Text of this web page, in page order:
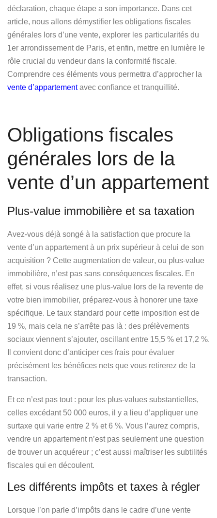
déclaration, chaque étape a son importance. Dans cet
article, nous allons démystifier les obligations fiscales
générales lors d’une vente, explorer les particularités du
1er arrondissement de Paris, et enfin, mettre en lumière le
rôle crucial du vendeur dans la conformité fiscale.
Comprendre ces éléments vous permettra d’approcher la
vente d’appartementavec confiance et tranquillité.
Obligations fiscales
générales lors de la
vente d’un appartement
Plus-value immobilière et sa taxation
Avez-vous déjà songé à la satisfaction que procure la
vente d’un appartement à un prix supérieur à celui de son
acquisition ? Cette augmentation de valeur, ou plus-value
immobilière, n’est pas sans conséquences fiscales. En
effet, si vous réalisez une plus-value lors de la revente de
votre bien immobilier, préparez-vous à honorer une taxe
spécifique. Le taux standard pour cette imposition est de
19 %, mais cela ne s’arrête pas là : des prélèvements
sociaux viennent s’ajouter, oscillant entre 15,5 % et 17,2 %.
Il convient donc d’anticiper ces frais pour évaluer
précisément les bénéfices nets que vous retirerez de la
transaction.
Et ce n’est pas tout : pour les plus-values substantielles,
celles excédant 50 000 euros, il y a lieu d’appliquer une
surtaxe qui varie entre 2 % et 6 %. Vous l’aurez compris,
vendre un appartement n’est pas seulement une question
de trouver un acquéreur ; c’est aussi maîtriser les subtilités
fiscales qui en découlent.
Les différents impôts et taxes à régler
Lorsque l’on parle d’impôts dans le cadre d’une vente